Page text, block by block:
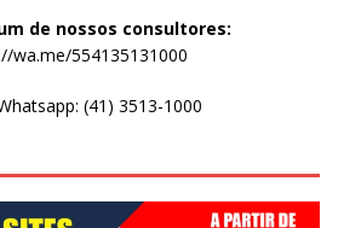
de nossos consultores:
wa.me/554135131000
(41) 3513-1000